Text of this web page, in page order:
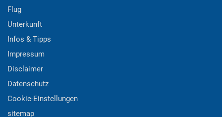
Flug
Unterkunft
Infos & Tipps
Impressum
Disclaimer
Datenschutz
Cookie-Einstellungen
sitemap